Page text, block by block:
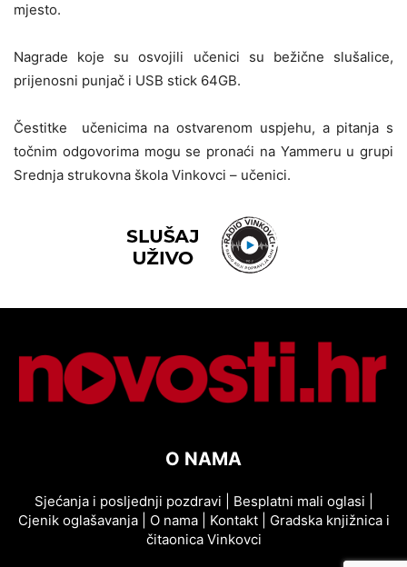
mjesto.
Nagrade koje su osvojili učenici su bežične slušalice,
prijenosni punjač i USB stick 64GB.
Čestitke učenicima na ostvarenom uspjehu, a pitanja s
točnim odgovorima mogu se pronaći na Yammeru u grupi
Srednja strukovna škola Vinkovci – učenici.
O NAMA
Sjećanja i posljednji pozdravi Besplatni mali oglasi
Cjenik oglašavanja| O nama| Kontakt| Gradska knjižnica i
čitaonica Vinkovci